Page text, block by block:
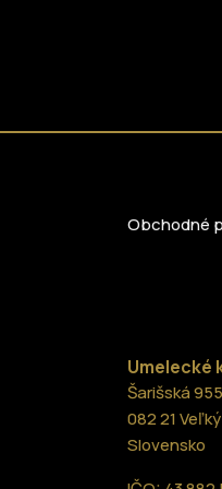
Obchodné
Umelecké
Šarišská
082 21
Slovensko